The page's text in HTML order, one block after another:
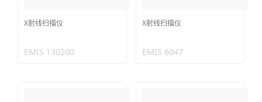
X射线扫描仪
EMIS 130200
X射线扫描仪
EMIS 6047